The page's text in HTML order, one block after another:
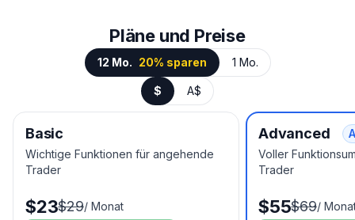
Pläne und Preise
12 Mo. 20% sparen 1 Mo.
$ A$
Basic
Wichtige Funktionen für angehende
Trader
$23$29/ Monat
Advanced
Voller
Trader
$55$69/